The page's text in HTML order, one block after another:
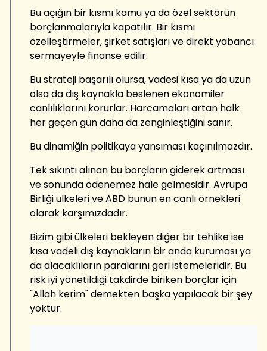
Bu açığın bir kısmı kamu ya da özel sektörün
borçlanmalarıyla kapatılır. Bir kısmı
özelleştirmeler, şirket satışları ve direkt yabancı
sermayeyle finanse edilir.
Bu strateji başarılı olursa, vadesi kısa ya da uzun
olsa da dış kaynakla beslenen ekonomiler
canlılıklarını korurlar. Harcamaları artan halk
her geçen gün daha da zenginleştiğini sanır.
Bu dinamiğin politikaya yansıması kaçınılmazdır.
Tek sıkıntı alınan bu borçların giderek artması
ve sonunda ödenemez hale gelmesidir. Avrupa
Birliği ülkeleri ve ABD bunun en canlı örnekleri
olarak karşımızdadır.
Bizim gibi ülkeleri bekleyen diğer bir tehlike ise
kısa vadeli dış kaynakların bir anda kuruması ya
da alacaklıların paralarını geri istemeleridir. Bu
risk iyi yönetildiği takdirde biriken borçlar için
"Allah kerim" demekten başka yapılacak bir şey
yoktur.